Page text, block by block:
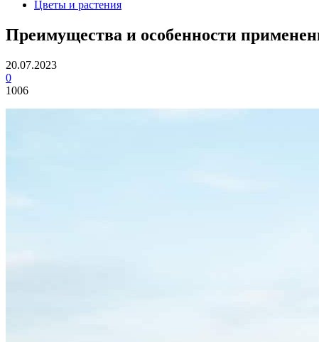
Цветы и растения
Преимущества и особенности
20.07.2023
0
1006